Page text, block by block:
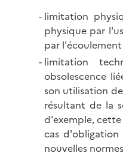
limitation
physique par
par
limitation
obsolescence
son utilisation
résultant de la
d'exemple,
cas
nouvelles